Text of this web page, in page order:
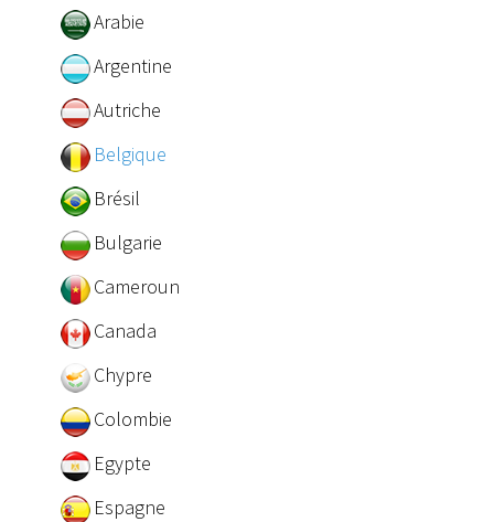
Arabie
Argentine
Autriche
Belgique
Brésil
Bulgarie
Cameroun
Canada
Chypre
Colombie
Egypte
Espagne